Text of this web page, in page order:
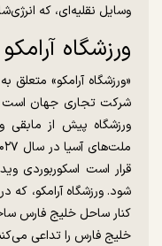
وسایل نقلیه‌ای، که
ورزشگاه آرامکو
«ورزشگاه آرامکو»
شرکت تجاری جهان است
ورزشگاه پیش از مابقی
شود‏. ورزشگاه آرامکو، که
کنار ساحل خلیج فارس
خلیج فارس را تداعی